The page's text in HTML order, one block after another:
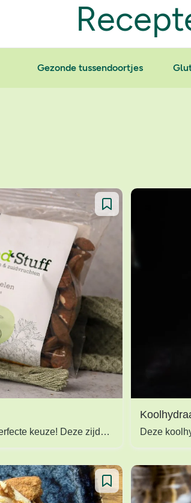
Gezonde tussendoortjes
Wil je genieten van een gezonder alternatief voor zuivel? Dan is zelfgemaakte amandelmelk de perfecte keuze! Deze zijdezachte, romige en smaakvolle plantaardige melk is niet alleen lekker, maar zit ook boordevol voedingsstoffen.